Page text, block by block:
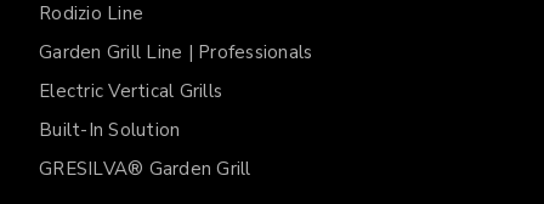
Rodizio Line
Garden Grill Line | Professionals
Electric Vertical Grills
Built-In Solution
GRESILVA® Garden Grill